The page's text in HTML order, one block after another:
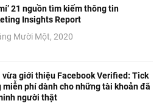
21 nguồn tìm kiếm thông tin
Insights Report
Mười Một, 2020
vừa giới thiệu Facebook Verified: Tick
miễn phí dành cho những tài khoản đã
người thật